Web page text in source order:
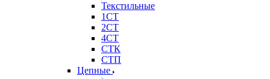
Текстильные
1СТ
2СТ
4СТ
СТК
СТП
Цепные